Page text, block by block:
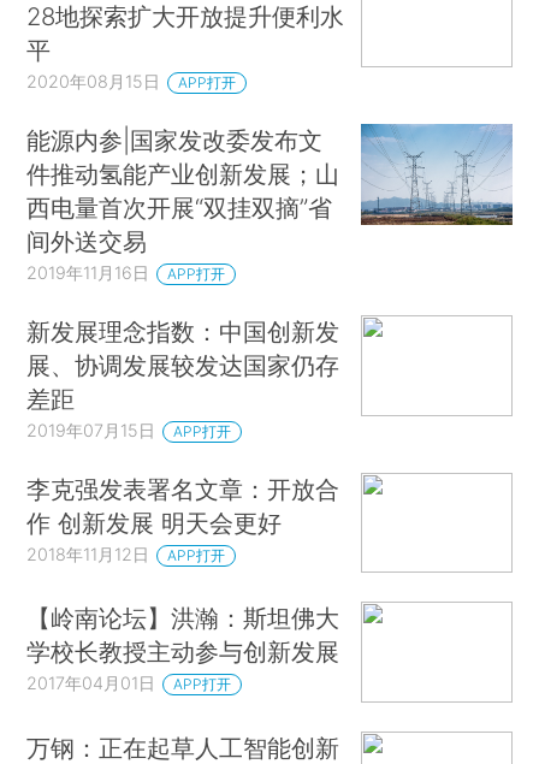
28地探索扩大开放提升便利水
平
2020年08月15日 APP打开
能源内参|国家发改委发布文
件推动氢能产业创新发展；山
西电量首次开展“双挂双摘”省
间外送交易
2019年11月16日 APP打开
新发展理念指数：中国创新发
展、协调发展较发达国家仍存
差距
2019年07月15日 APP打开
李克强发表署名文章：开放合
作 创新发展 明天会更好
2018年11月12日 APP打开
【岭南论坛】洪瀚：斯坦佛大
学校长教授主动参与创新发展
2017年04月01日 APP打开
万钢：正在起草人工智能创新